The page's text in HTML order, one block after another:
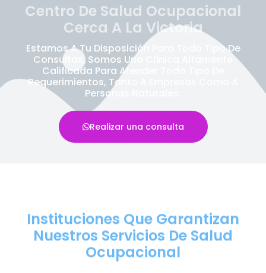
Centro De Salud Ocupacional
Cerca A La Victoria
Estamos A Tu Disposición Para Todo Tipo De
Consultas, Somos Una Clínica Altamente
Calificada Para Atender Todo Tipo De
Requerimientos, Tanto A Empresas Como A
Personas Naturales.
Realizar una consulta
Instituciones Que Garantizan
Nuestros Servicios De Salud
Ocupacional